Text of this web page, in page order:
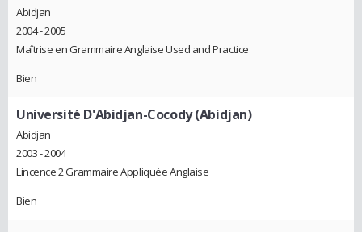
Abidjan
2004 - 2005
Maîtrise en Grammaire Anglaise Used and Practice
Bien
Université D'Abidjan-Cocody (Abidjan)
Abidjan
2003 - 2004
Lincence 2 Grammaire Appliquée Anglaise
Bien